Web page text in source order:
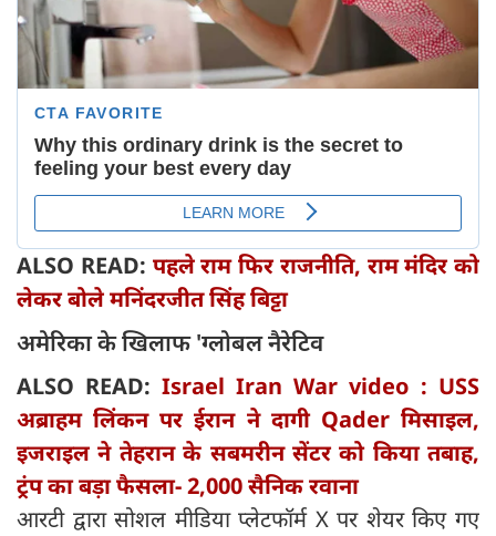
ALSO READ: पहले राम फिर राजनीति, राम मंदिर को
लेकर बोले मनिंदरजीत सिंह बिट्टा
अमेरिका के खिलाफ 'ग्लोबल नैरेटिव
ALSO READ: Israel Iran War video : USS
अब्राहम लिंकन पर ईरान ने दागी Qader मिसाइल,
इजराइल ने तेहरान के सबमरीन सेंटर को किया तबाह,
ट्रंप का बड़ा फैसला- 2,000 सैनिक रवाना
आरटी द्वारा सोशल मीडिया प्लेटफॉर्म X पर शेयर किए गए